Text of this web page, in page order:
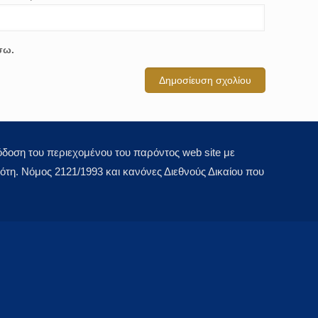
του περιεχομένου του παρόντος web site με
Νόμος 2121/1993 και κανόνες Διεθνούς Δικαίου που